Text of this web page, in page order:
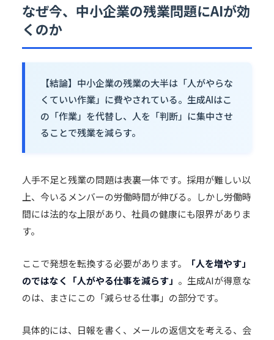
なぜ今、中小企業の残業問題にAIが効
くのか
【結論】中小企業の残業の大半は「人がやらな
くていい作業」に費やされている。生成AIはこ
の「作業」を代替し、人を「判断」に集中させ
ることで残業を減らす。
人手不足と残業の問題は表裏一体です。採用が難しい以
上、今いるメンバーの労働時間が伸びる。しかし労働時
間には法的な上限があり、社員の健康にも限界がありま
す。
ここで発想を転換する必要があります。
「人を増やす」
のではなく「人がやる仕事を減らす」 。生成AIが得意な
のは、まさにこの「減らせる仕事」の部分です。
具体的には、日報を書く、メールの返信文を考える、会